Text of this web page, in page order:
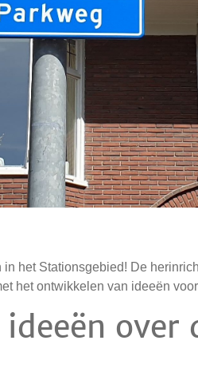
het Stationsgebied! De
het ontwikkelen van ideeën
over